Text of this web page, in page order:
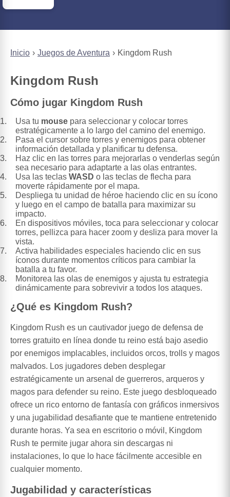
Inicio Juegos de Aventura Kingdom Rush
Kingdom Rush
Cómo jugar Kingdom Rush
Usa tu mouse para seleccionar y colocar torres
estratégicamente a lo largo del camino del enemigo.
Pasa el cursor sobre torres y enemigos para obtener
información detallada y planificar tu defensa.
Haz clic en las torres para mejorarlas o venderlas según
sea necesario para adaptarte a las olas entrantes.
Usa las teclas WASD o las teclas de flecha para
moverte rápidamente por el mapa.
Despliega tu unidad de héroe haciendo clic en su ícono
y luego en el campo de batalla para maximizar su
impacto.
En dispositivos móviles, toca para seleccionar y colocar
torres, pellizca para hacer zoom y desliza para mover la
vista.
Activa habilidades especiales haciendo clic en sus
íconos durante momentos críticos para cambiar la
batalla a tu favor.
Monitorea las olas de enemigos y ajusta tu estrategia
dinámicamente para sobrevivir a todos los ataques.
¿Qué es Kingdom Rush?
Kingdom Rush es un cautivador juego de defensa de
torres gratuito en línea donde tu reino está bajo asedio
por enemigos implacables, incluidos orcos, trolls y magos
malvados. Los jugadores deben desplegar
estratégicamente un arsenal de guerreros, arqueros y
magos para defender su reino. Este juego desbloqueado
ofrece un rico entorno de fantasía con gráficos inmersivos
y una jugabilidad desafiante que te mantiene entretenido
durante horas. Ya sea en escritorio o móvil, Kingdom
Rush te permite jugar ahora sin descargas ni
instalaciones, lo que lo hace fácilmente accesible en
cualquier momento.
Jugabilidad y características